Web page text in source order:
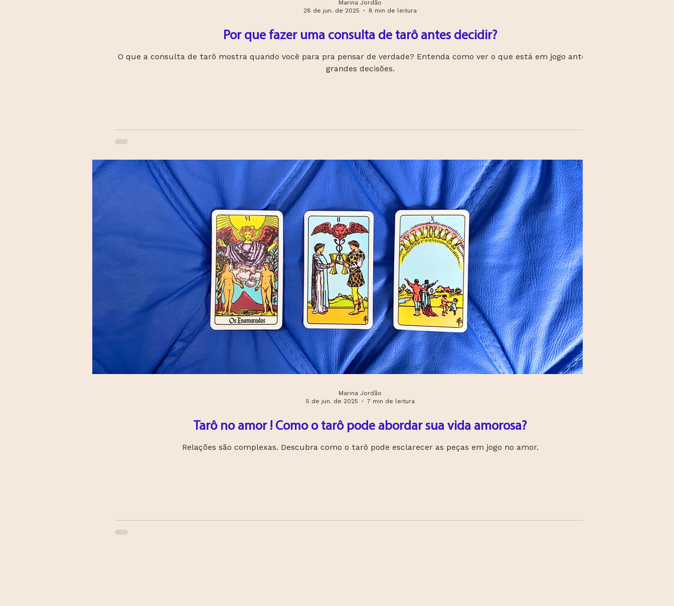
Por que fazer uma consulta de tarô antes decidir?
O que a consulta de tarô mostra quando você para pra pensar de verdade? Entenda como ver o que está em jogo antes de
grandes decisões.
Marina Jordão
28 de jun. de 2025
8 min de leitura
Tarô no amor ! Como o tarô pode abordar sua vida amorosa?
Relações são complexas. Descubra como o tarô pode esclarecer as peças em jogo no amor.
Marina Jordão
5 de jun. de 2025
7 min de leitura